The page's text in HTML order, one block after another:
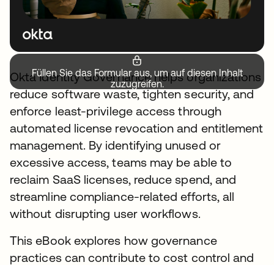
Füllen Sie das Formular aus, um auf diesen Inhalt
zuzugreifen.
Okta Identity Governance helps organizations
reduce software waste, tighten security, and
enforce least-privilege access through
automated license revocation and entitlement
management. By identifying unused or
excessive access, teams may be able to
reclaim SaaS licenses, reduce spend, and
streamline compliance-related efforts, all
without disrupting user workflows.
This eBook explores how governance
practices can contribute to cost control and